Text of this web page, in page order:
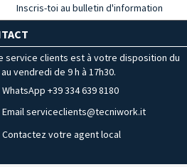
Inscris-toi au bulletin d'information
service clients est à votre disposition du
vendredi de 9 h à 17h30.
WhatsApp +39 334 639 8180
Email serviceclients@tecniwork.it
Contactez votre agent local